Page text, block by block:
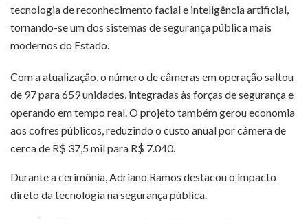
tecnologia de reconhecimento facial e inteligência artificial,
tornando-se um dos sistemas de segurança pública mais
modernos do Estado.
Com a atualização, o número de câmeras em operação saltou
de 97 para 659 unidades, integradas às forças de segurança e
operando em tempo real. O projeto também gerou economia
aos cofres públicos, reduzindo o custo anual por câmera de
cerca de R$ 37,5 mil para R$ 7.040.
Durante a cerimônia, Adriano Ramos destacou o impacto
direto da tecnologia na segurança pública.